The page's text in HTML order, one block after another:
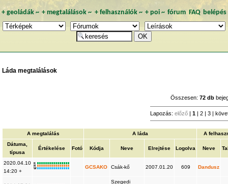
+ geoládák~ +megtalálások ~ + felhasználók~ + poi~ fórum FAQ belépés
Láda megtalálások
Összesen:72 db
Lapozás:előző |1 2 3
A megtalálás A láda
A
Dátuma,
típusa
Értékelése Fotó Kódja Neve Elrejtése Logolva Neve
2020.04.10
14:20 +
K
R
W
GCSAKO Csák-kő 2007.01.20 609 Dandusz
Szegedi